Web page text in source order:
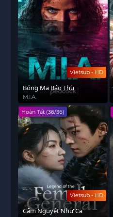
Vietsub - HD
Bóng Ma Báo Thù
M.I.A.
Vietsub - HD
Hoàn Tất (36/36)
Cẩm Nguyệt Như Ca